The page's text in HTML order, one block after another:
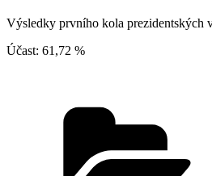
Výsledky prvního kola prezidentských
Účast: 61,72 %